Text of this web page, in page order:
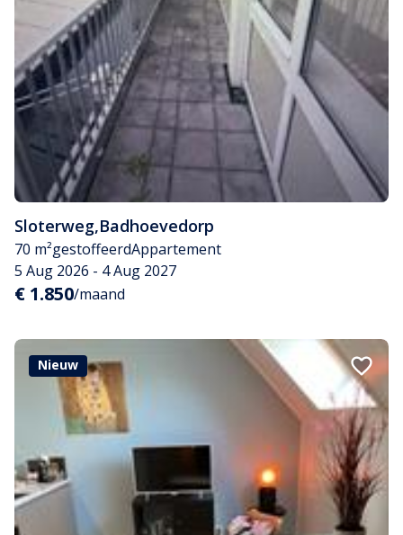
Sloterweg,Badhoevedorp
70 m²gestoffeerdAppartement
5 Aug 2026 - 4 Aug 2027
€ 1.850/maand
Nieuw